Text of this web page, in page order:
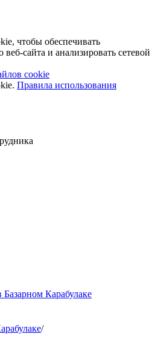
чтобы обеспечивать
сайта и анализировать сетевой
cookie
Правила использования
Карабулаке
/